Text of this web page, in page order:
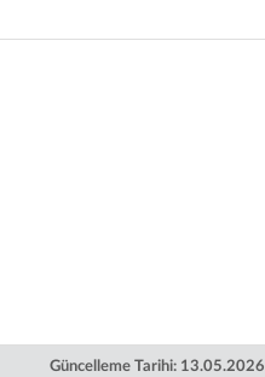
Güncelleme Tarihi: 13.05.2026